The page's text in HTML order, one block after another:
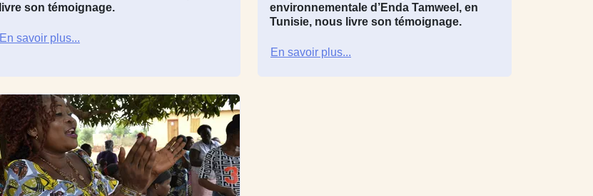
livre son témoignage.
En savoir plus...
environnementale d’Enda Tamweel , en
Tunisie, nous livre son témoignage.
En savoir plus...